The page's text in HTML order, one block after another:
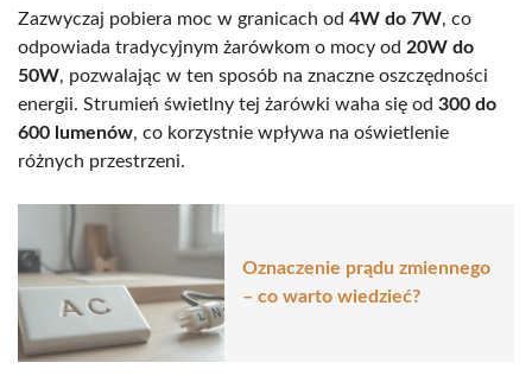
Zazwyczaj pobiera moc w granicach od 4W do 7W, co
odpowiada tradycyjnym żarówkom o mocy od 20W do
50W, pozwalając w ten sposób na znaczne oszczędności
energii. Strumień świetlny tej żarówki waha się od 300 do
600 lumenów, co korzystnie wpływa na oświetlenie
różnych przestrzeni.
Oznaczenie prądu zmiennego
– co warto wiedzieć?